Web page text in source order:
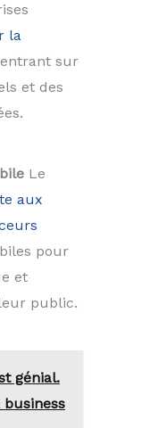
la
sur
et des
Le
aux
pour
et
public.
génial.